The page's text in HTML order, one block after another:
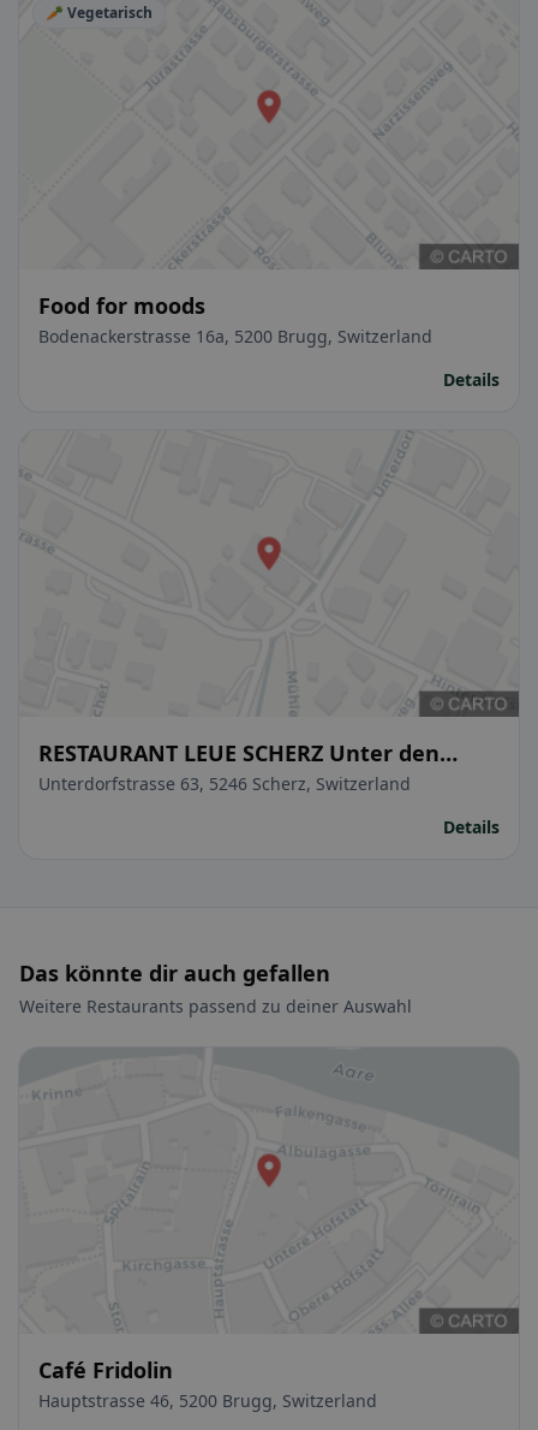
🥕 Vegetarisch
Food for moods
Bodenackerstrasse 16a, 5200 Brugg, Switzerland
Details
RESTAURANT LEUE SCHERZ Unter den
Linden
Unterdorfstrasse 63, 5246 Scherz, Switzerland
Details
Das könnte dir auch gefallen
Weitere Restaurants passend zu deiner Auswahl
Café Fridolin
Hauptstrasse 46, 5200 Brugg, Switzerland